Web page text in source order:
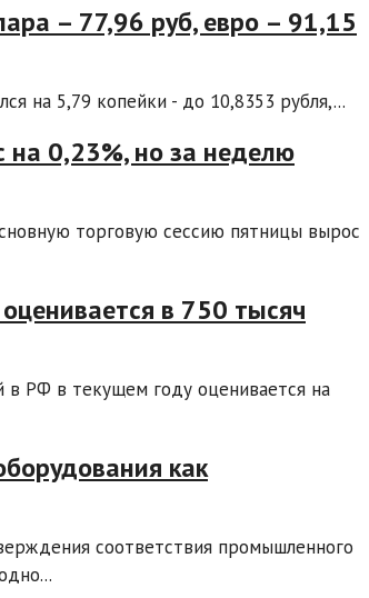
– 77,96 руб, евро – 91,15
на 5,79 копейки - до 10,8353 рубля,...
на 0,23%, но за неделю
торговую сессию пятницы вырос
в 750 тысяч
в РФ в текущем году оценивается на
как
соответствия промышленного